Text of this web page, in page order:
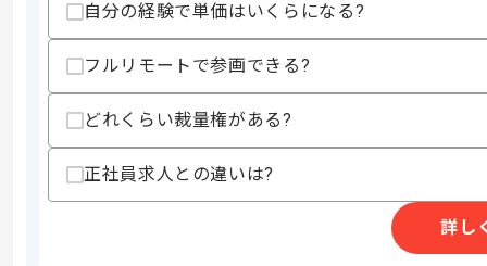
・Pythonを用いたWebアプリケーショ
・AWS、GCP環境での開発、運用経験
・中規模Webアプリケーションにおけ
歓迎スキル
・クリーンアーキテクチャ、オニオン
・要件定義から開発運用保守までを一
・マーケティング要素を含む開発のド
上記に似た経験やスキルをお持ちであれば
自分の経験で単価はいくらになる?
フルリモートで参画できる?
どれくらい裁量権がある?
正社員求人との違いは?
詳し